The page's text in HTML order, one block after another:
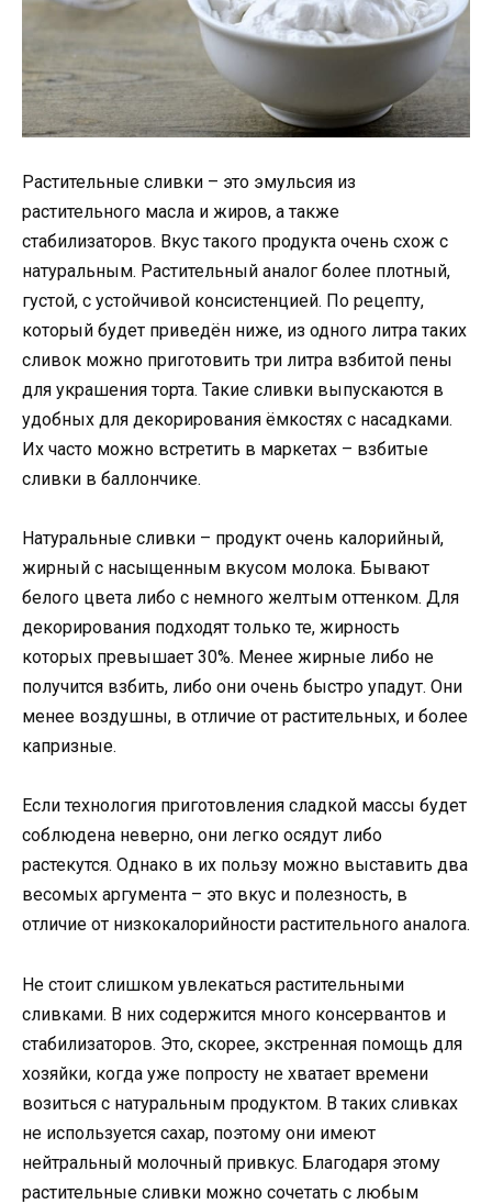
Растительные сливки – это эмульсия из
растительного масла и жиров, а также
стабилизаторов. Вкус такого продукта очень схож с
натуральным. Растительный аналог более плотный,
густой, с устойчивой консистенцией. По рецепту,
который будет приведён ниже, из одного литра таких
сливок можно приготовить три литра взбитой пены
для украшения торта. Такие сливки выпускаются в
удобных для декорирования ёмкостях с насадками.
Их часто можно встретить в маркетах – взбитые
сливки в баллончике.
Натуральные сливки – продукт очень калорийный,
жирный с насыщенным вкусом молока. Бывают
белого цвета либо с немного желтым оттенком. Для
декорирования подходят только те, жирность
которых превышает 30%. Менее жирные либо не
получится взбить, либо они очень быстро упадут. Они
менее воздушны, в отличие от растительных, и более
капризные.
Если технология приготовления сладкой массы будет
соблюдена неверно, они легко осядут либо
растекутся. Однако в их пользу можно выставить два
весомых аргумента – это вкус и полезность, в
отличие от низкокалорийности растительного аналога.
Не стоит слишком увлекаться растительными
сливками. В них содержится много консервантов и
стабилизаторов. Это, скорее, экстренная помощь для
хозяйки, когда уже попросту не хватает времени
возиться с натуральным продуктом. В таких сливках
не используется сахар, поэтому они имеют
нейтральный молочный привкус. Благодаря этому
растительные сливки можно сочетать с любым